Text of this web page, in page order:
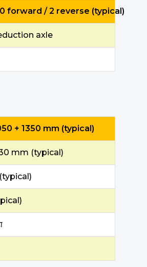
forward / 2 reverse (typical)
axle
+ 1350 mm (typical)
mm (typical)